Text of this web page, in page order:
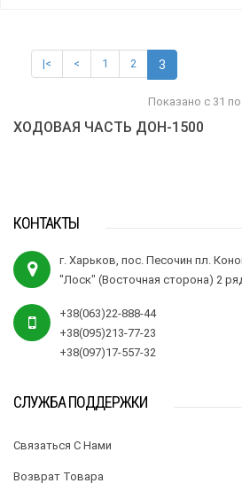
|< < 1 2 3
Показано с 31
ХОДОВАЯ ЧАСТЬ ДОН-1500
КОНТАКТЫ
г. Харьков, пос. Песочин пл.
"Лоск" (Восточная сторона) 2
+38(063)22-888-44
+38(095)213-77-23
+38(097)17-557-32
СЛУЖБА ПОДДЕРЖКИ
Связаться С Нами
Возврат Товара